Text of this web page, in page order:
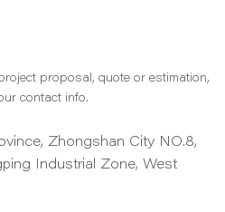
proposal, quote or estimation,
contact info.
Zhongshan City NO.8,
Industrial Zone, West